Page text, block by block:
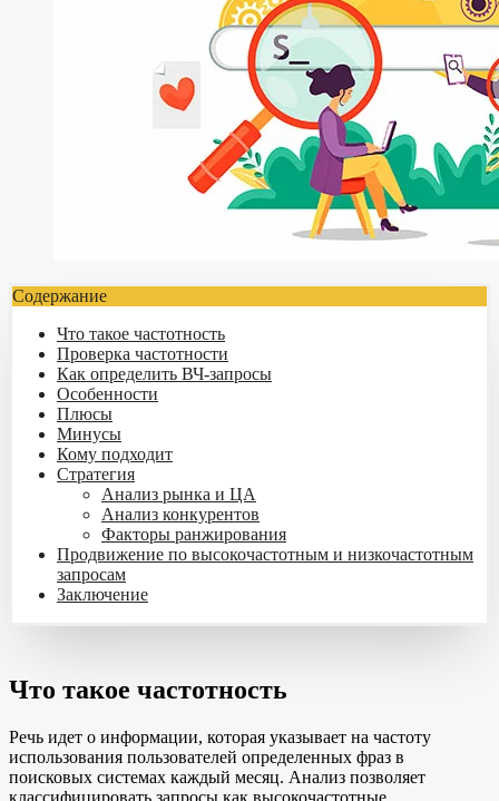
Содержание
Что такое частотность
Проверка частотности
Как определить ВЧ-запросы
Особенности
Плюсы
Минусы
Кому подходит
Стратегия
Анализ рынка и ЦА
Анализ конкурентов
Факторы ранжирования
Продвижение по высокочастотным и низкочастотным
запросам
Заключение
Что такое частотность
Речь идет о информации, которая указывает на частоту
использования пользователей определенных фраз в
поисковых системах каждый месяц. Анализ позволяет
классифицировать запросы как высокочастотные,